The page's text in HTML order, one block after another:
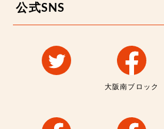
公式SNS
大阪南ブロック